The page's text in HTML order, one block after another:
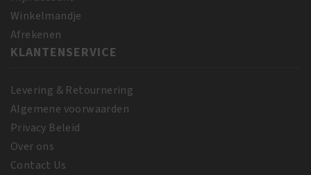
Winkelmandje
Afrekenen
KLANTENSERVICE
Levering & Retournering
Algemene voorwaarden
Privacy Beleid
Over ons
Contact Us